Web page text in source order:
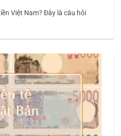
Việt Nam? Đây là câu hỏi